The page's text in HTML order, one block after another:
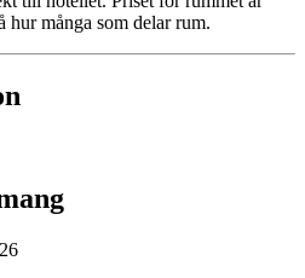
hur många som delar rum.